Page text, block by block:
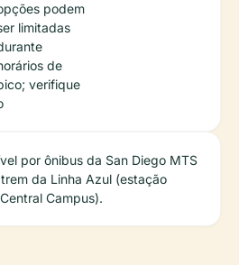
podem
limitadas
de
verifique
por ônibus da San Diego MTS
da Linha Azul (estação
Campus).